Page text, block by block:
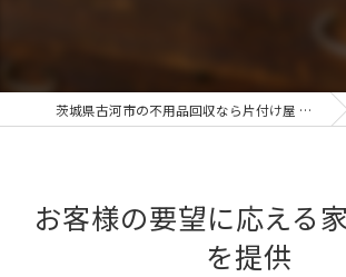
茨城県古河市の不用品回収なら片付け屋 ハリィ
お客様の要望に応える
を提供